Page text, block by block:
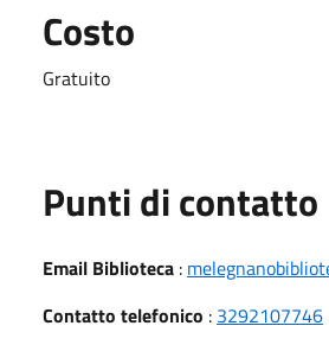
Costo
Gratuito
Punti di contatto
Email Biblioteca :
Contatto telefonico : 3292107746